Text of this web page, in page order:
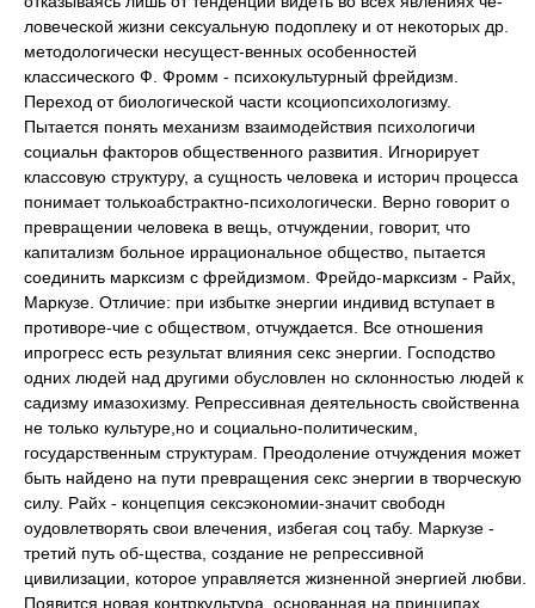
ловеческой жизни сексуальную подоплеку и от некоторых др.
методологически несущест-венных особенностей
классического Ф. Фромм - психокультурный фрейдизм.
Переход от биологической части ксоциопсихологизму.
Пытается понять механизм взаимодействия психологичи
социальн факторов общественного развития. Игнорирует
классовую структуру, а сущность человека и историч процесса
понимает толькоабстрактно-психологически. Верно говорит о
превращении человека в вещь, отчуждении, говорит, что
капитализм больное иррациональное общество, пытается
соединить марксизм с фрейдизмом. Фрейдо-марксизм - Райх,
Маркузе. Отличие: при избытке энергии индивид вступает в
противоре-чие с обществом, отчуждается. Все отношения
ипрогресс есть результат влияния секс энергии. Господство
одних людей над другими обусловлен но склонностью людей к
садизму имазохизму. Репрессивная деятельность свойственна
не только культуре,но и социально-политическим,
государственным структурам. Преодоление отчуждения может
быть найдено на пути превращения секс энергии в творческую
силу. Райх - концепция сексэкономии-значит свободн
оудовлетворять свои влечения, избегая соц табу. Маркузе -
третий путь об-щества, создание не репрессивной
цивилизации, которое управляется жизненной энергией любви.
Появится новая контркультура, основанная на принципах